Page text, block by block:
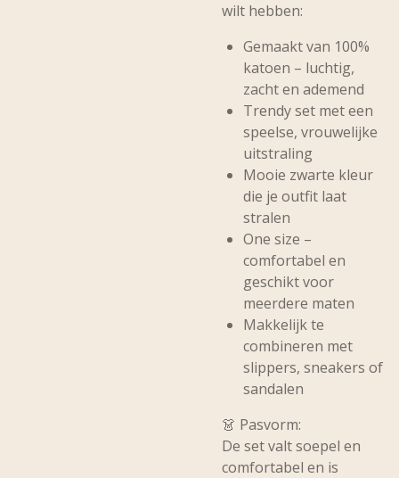
wilt hebben:
Gemaakt van 100%
katoen – luchtig,
zacht en ademend
Trendy set met een
speelse, vrouwelijke
uitstraling
Mooie zwarte kleur
die je outfit laat
stralen
One size –
comfortabel en
geschikt voor
meerdere maten
Makkelijk te
combineren met
slippers, sneakers of
sandalen
👗 Pasvorm:
De set valt soepel en
comfortabel en is